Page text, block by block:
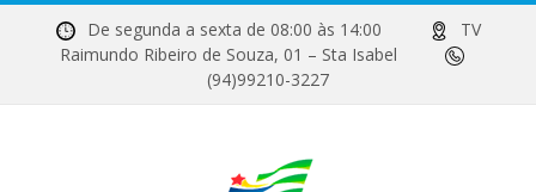
De segunda a sexta de 08:00 às 14:00
TV
Raimundo Ribeiro de Souza, 01 – Sta Isabel
(94)99210-3227